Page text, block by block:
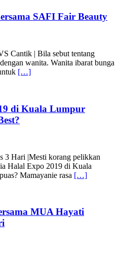
SAFI Fair Beauty
Cantik | Bila sebut tentang
wanita. Wanita ibarat bunga
[…]
di Kuala Lumpur
3 Hari |Mesti korang pelikkan
Halal Expo 2019 di Kuala
Mamayanie rasa […]
MUA Hayati